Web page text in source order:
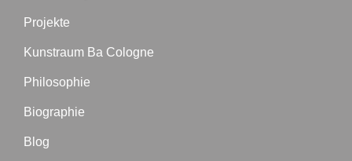
Projekte
Kunstraum Ba Cologne
Philosophie
Biographie
Blog